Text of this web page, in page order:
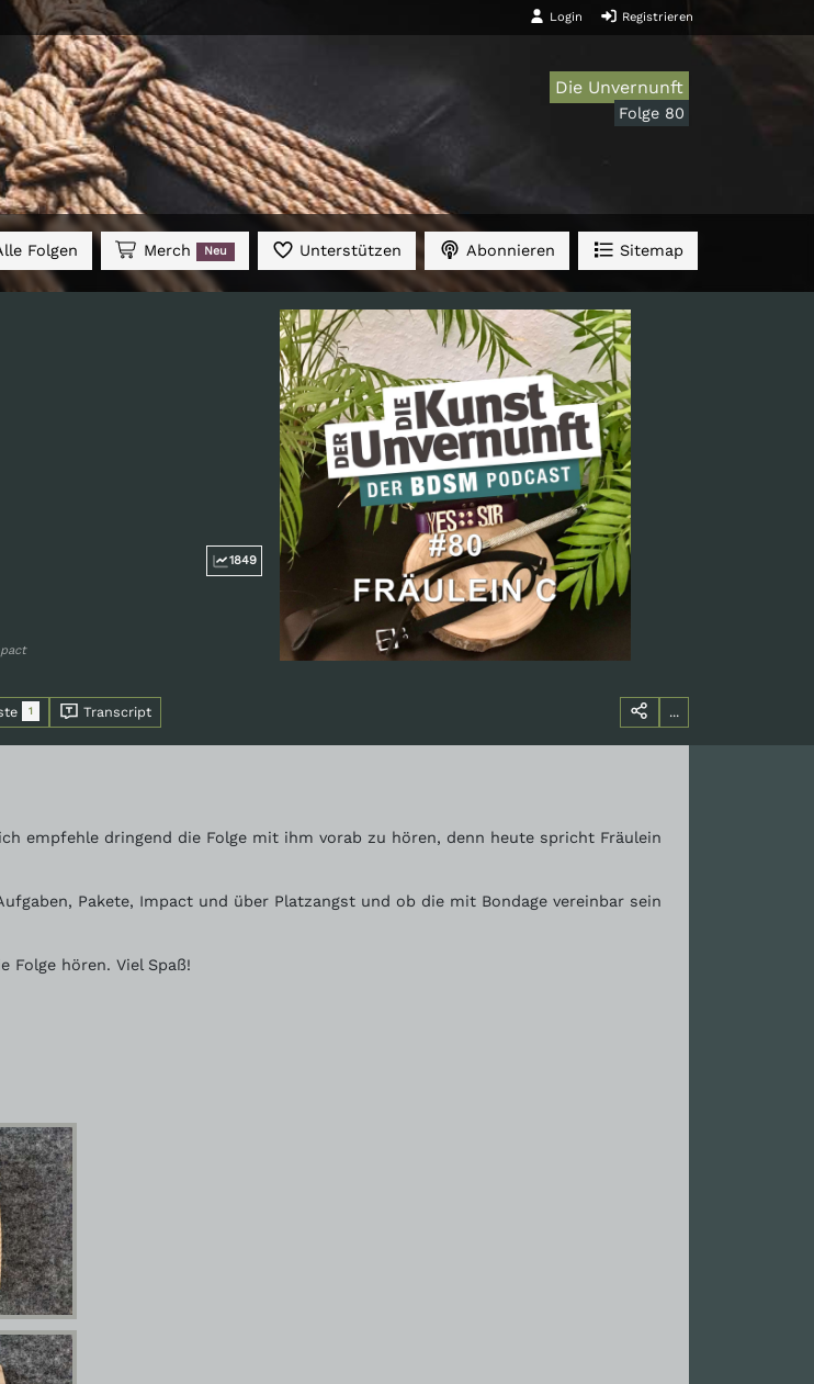
Login Registrieren
Die Unvernunft
Folge 80
Folgen Merch Neu Unterstützen Abonnieren Sitemap
1849
1 Transcript ...
empfehle dringend die Folge mit ihm vorab zu hören, denn heute spricht Fräulein
Pakete, Impact und über Platzangst und ob die mit Bondage vereinbar sein
hören. Viel Spaß!